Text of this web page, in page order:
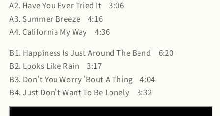
す
A2. Have You Ever Tried It 3:06
A3. Summer Breeze 4:16
A4. California My Way 4:36
B1. Happiness Is Just Around The Bend 6:20
B2. Looks Like Rain 3:17
B3. Don't You Worry 'Bout A Thing 4:04
B4. Just Don't Want To Be Lonely 3:32